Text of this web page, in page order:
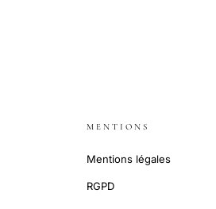
MENTIONS
Mentions légales
RGPD